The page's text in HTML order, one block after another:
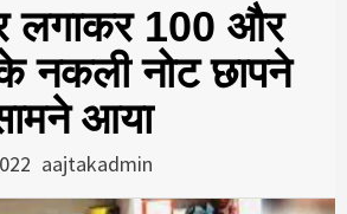
लगाकर 100 और
नकली नोट छापने
आया
aajtakadmin